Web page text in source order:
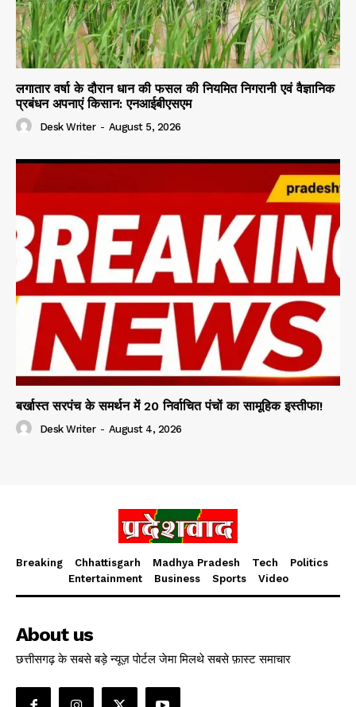
लगातार वर्षा के दौरान धान की फसल की नियमित निगरानी एवं वैज्ञानिक
प्रबंधन अपनाएं किसान: एनआईबीएसएम
Desk Writer - August 5, 2026
बर्खास्त सरपंच के समर्थन में 20 निर्वाचित पंचों का सामूहिक इस्तीफा!
Desk Writer - August 4, 2026
Breaking Chhattisgarh Madhya Pradesh Tech
Politics
Entertainment
Business Sports Video
About us
छत्तीसगढ़ के सबसे बड़े न्यूज़ पोर्टल जेमा मिलथे सबसे फ़ास्ट समाचार